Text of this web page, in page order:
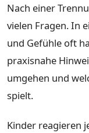
Nach einer
vielen Fragen. In
und Gefühle oft
praxisnahe
umgehen und
spielt.
Kinder reagieren